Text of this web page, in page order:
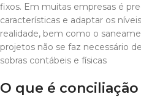
fixos. Em muitas empresas é
características e adaptar os
realidade, bem como o
projetos não se faz necessário
sobras contábeis e físicas
O que é